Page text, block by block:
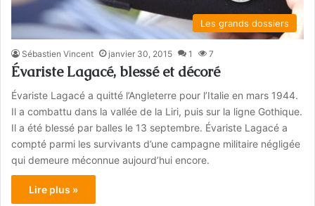
Les grands dossiers
Sébastien Vincent janvier 30, 2015 1 7
Évariste Lagacé, blessé et décoré
Évariste Lagacé a quitté l’Angleterre pour l’Italie en mars 1944.
Il a combattu dans la vallée de la Liri, puis sur la ligne Gothique.
Il a été blessé par balles le 13 septembre. Évariste Lagacé a
compté parmi les survivants d’une campagne militaire négligée
qui demeure méconnue aujourd’hui encore.
Lire plus »